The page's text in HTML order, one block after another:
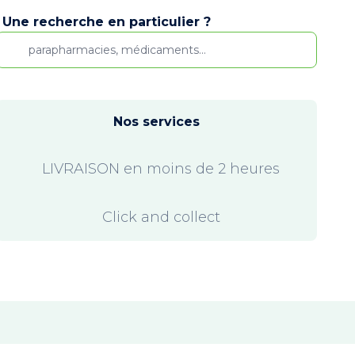
Une recherche en particulier ?
Nos services
LIVRAISON en moins de 2 heures
Click and collect